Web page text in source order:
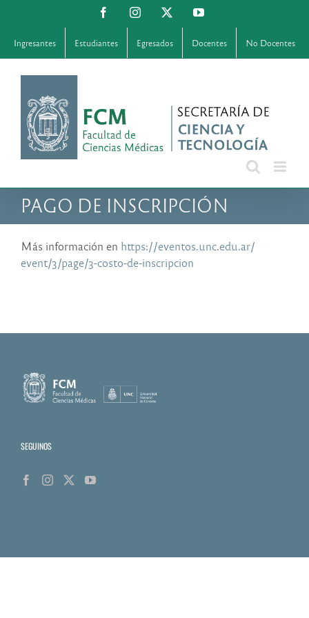
contenido
FacebookInstagram YouTube
Ingresantes Estudiantes Egresados Docentes No Docentes
PAGO DE INSCRIPCIÓN
Más información en https://eventos.unc.edu.ar/
event/3/page/3-costo-de-inscripcion
SEGUINOS